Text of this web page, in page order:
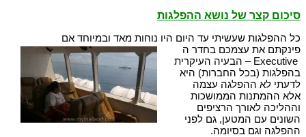
סיכום קצר של נושא ההפלגות
כל ההפלגות שעשיתי עד היום היו נוחות מאד ובמיוחד אם
פינקתם את עצמכם בחדר ה
Executive – הבעיה העיקרית
בהפלגות (בכל החברות) היא
לדעתי לא ההפלגה עצמה
אלא ההמתנות הממושכות
וההליכה לאורך הרציפים
השונים עם המטען, גם לפני
ההפלגה וגם בסיומה.